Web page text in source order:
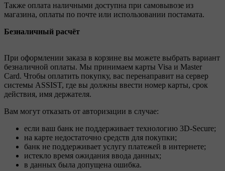
Также оплата наличными доступна при самовывозе из
магазина, оплаты по почте или использовании постамата.
Безналичный расчёт
При оформлении заказа в корзине вы можете выбрать вариант
безналичной оплаты. Мы принимаем карты Visa и Master
Card. Чтобы оплатить покупку, вас перенаправит на сервер
системы ASSIST, где вы должны ввести номер карты, срок
действия, имя держателя.
Вам могут отказать от авторизации в случае:
если ваш банк не поддерживает технологию 3D-Secure;
на карте недостаточно средств для покупки;
банк не поддерживает услугу платежей в интернете;
истекло время ожидания ввода данных;
в данных была допущена ошибка.